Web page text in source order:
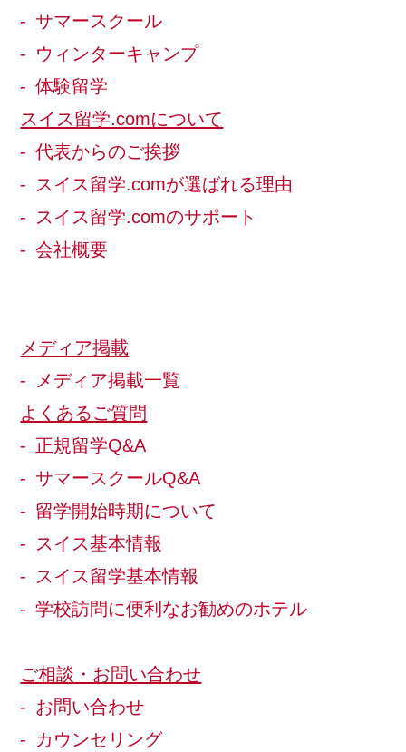
サマースクール
ウィンターキャンプ
体験留学
スイス留学.comについて
代表からのご挨拶
スイス留学.comが選ばれる理由
スイス留学.comのサポート
会社概要
メディア掲載
メディア掲載一覧
よくあるご質問
正規留学Q&A
サマースクールQ&A
留学開始時期について
スイス基本情報
スイス留学基本情報
学校訪問に便利なお勧めのホテル
ご相談・お問い合わせ
お問い合わせ
カウンセリング